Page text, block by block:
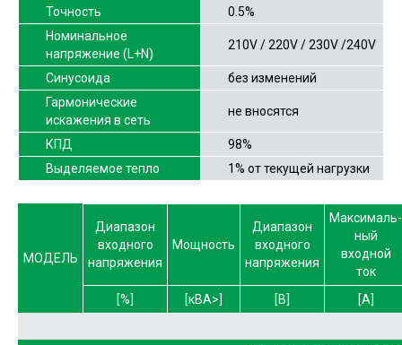
Точность
0.5%
Номинальное
напряжение (L+N)
210V / 220V / 230V /240V
Синусоида
без изменений
Гармонические
искажения в сеть
не вносятся
КПД
98%
Выделяемое тепло
1% от текущей нагрузки
МОДЕЛЬ
Диапазон
входного
напряжения
Мощность
Диапазон
входного
напряжения
Максималь-
ный
входной
ток
[%]
[кВА>] [В] [А]